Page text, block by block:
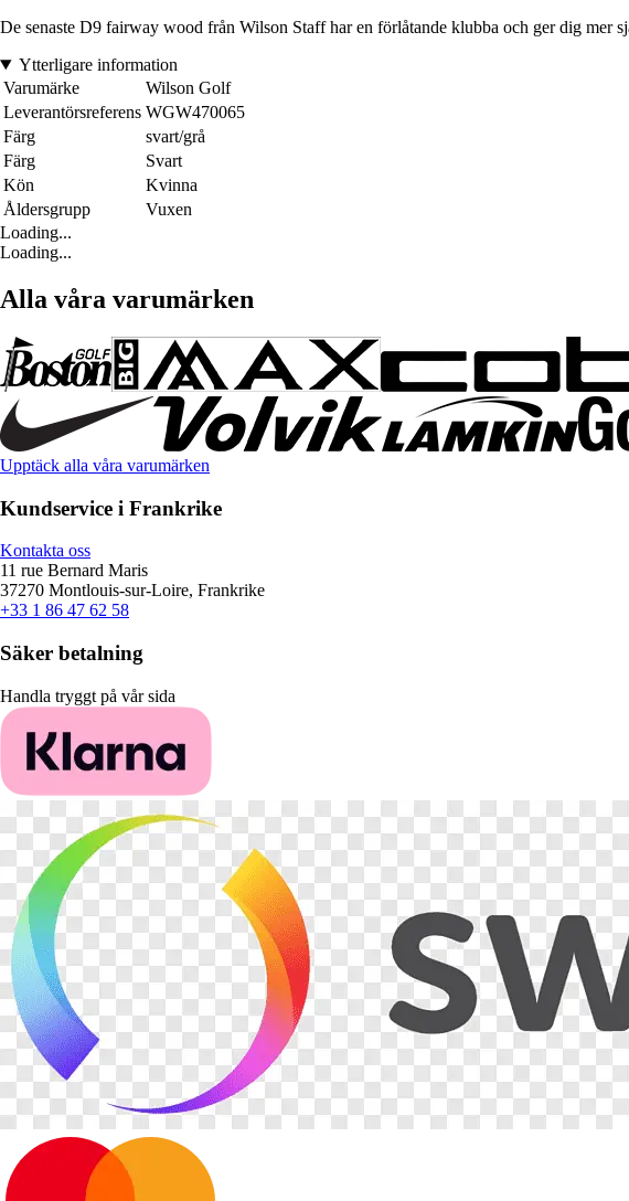
De senaste D9 fairway wood från Wilson Staff har en förlåtande klubba och ger dig mer
Ytterligare information
Varumärke
Wilson Golf
Leverantörsreferens WGW470065
Färg
svart/grå
Färg
Svart
Kön
Kvinna
Åldersgrupp
Vuxen
Loading...
Loading...
Alla våra varumärken
Upptäck alla våra varumärken
Kundservice i Frankrike
Kontakta oss
11 rue Bernard Maris
37270 Montlouis-sur-Loire, Frankrike
+33 1 86 47 62 58
Säker betalning
Handla tryggt på vår sida